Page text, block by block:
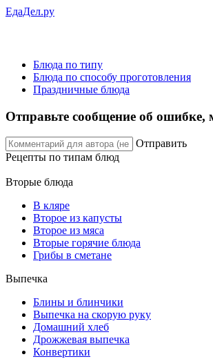
ЕдаДел.ру
Блюда по типу
Блюда по способу проготовления
Праздничные блюда
Отправьте сообщение об
Отправить
Рецепты по типам блюд
Вторые блюда
В кляре
Второе из капусты
Второе из мяса
Вторые горячие блюда
Грибы в сметане
Выпечка
Блины и блинчики
Выпечка на скорую руку
Домашний хлеб
Дрожжевая выпечка
Конвертики